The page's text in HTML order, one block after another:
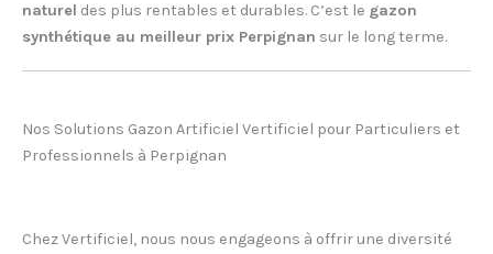
naturel des plus rentables et durables. C’est le gazon
synthétique au meilleur prix Perpignan sur le long terme.
Nos Solutions Gazon Artificiel Vertificiel pour Particuliers et
Professionnels à Perpignan
Chez Vertificiel, nous nous engageons à offrir une diversité